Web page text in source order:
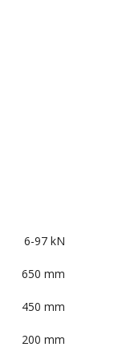
6-97 kN
650 mm
450 mm
200 mm